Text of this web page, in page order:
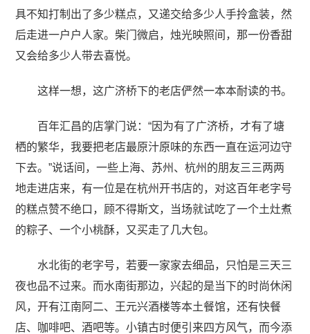
具不知打制出了多少糕点，又递交给多少人手拎盒装，然
后走进一户户人家。柴门微启，烛光映照间，那一份香甜
又会给多少人带去喜悦。
这样一想，这广济桥下的老店俨然一本本耐读的书。
百年汇昌的店掌门说：“因为有了广济桥，才有了塘
栖的繁华，我要把老店最原汁原味的东西一直在运河边守
下去。”说话间，一些上海、苏州、杭州的朋友三三两两
地走进店来，有一位是在杭州开书店的，对这百年老字号
的糕点赞不绝口，顾不得斯文，当场就试吃了一个土灶煮
的粽子、一个小桃酥，又买走了几大包。
水北街的老字号，若要一家家去细品，只怕是三天三
夜也品不过来。而水南街那边，兴起的是当下的时尚休闲
风，开有江南阿二、王元兴酒楼等本土餐馆，还有快餐
店、咖啡吧、酒吧等。小镇古时便引来四方风气，而今添